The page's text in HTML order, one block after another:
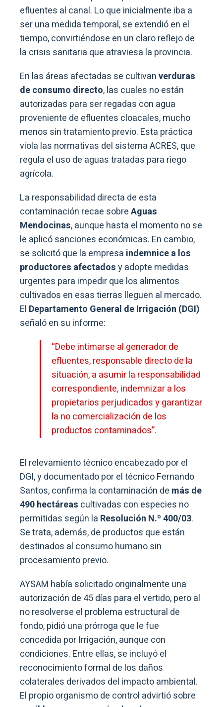
efluentes al canal. Lo que inicialmente iba a
ser una medida temporal, se extendió en el
tiempo, convirtiéndose en un claro reflejo de
la crisis sanitaria que atraviesa la provincia.
En las áreas afectadas se cultivanverduras
de consumo directo, las cuales no están
autorizadas para ser regadas con agua
proveniente de efluentes cloacales, mucho
menos sin tratamiento previo. Esta práctica
viola las normativas del sistema ACRES, que
regula el uso de aguas tratadas para riego
agrícola.
La responsabilidad directa de esta
contaminación recae sobreAguas
Mendocinas, aunque hasta el momento no se
le aplicó sanciones económicas. En cambio,
se solicitó que la empresa indemnice a los
productores afectadosy adopte medidas
urgentes para impedir que los alimentos
cultivados en esas tierras lleguen al mercado.
El Departamento General de Irrigación (DGI)
señaló en su informe:
“Debe intimarse al generador de
efluentes, responsable directo de la
situación, a asumir la responsabilidad
correspondiente, indemnizar a los
propietarios perjudicados y garantizar
la no comercialización de los
productos contaminados”.
El relevamiento técnico encabezado por el
DGI, y documentado por el técnico Fernando
Santos, confirma la contaminación de más de
490 hectáreas cultivadas con especies no
permitidas según la Resolución N.º 400/03.
Se trata, además, de productos que están
destinados al consumo humano sin
procesamiento previo.
AYSAM había solicitado originalmente una
autorización de 45 días para el vertido, pero al
no resolverse el problema estructural de
fondo, pidió una prórroga que le fue
concedida por Irrigación, aunque con
condiciones. Entre ellas, se incluyó el
reconocimiento formal de los daños
colaterales derivados del impacto ambiental.
El propio organismo de control advirtió sobre